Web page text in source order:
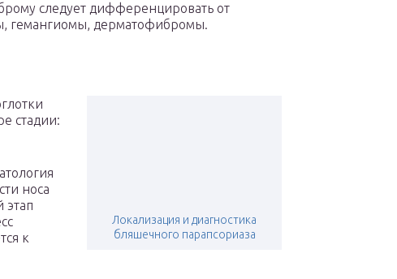
следует дифференцировать от
гемангиомы, дерматофибромы.
Локализация и диагностика
бляшечного парапсориаза
стадии:
носа
этап
к